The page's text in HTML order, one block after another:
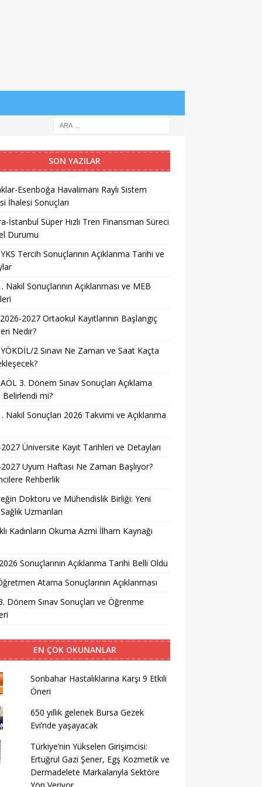
SON YAZILAR
Esenboğa Havalimanı Raylı Sistem
İhalesi Sonuçları
İstanbul Süper Hızlı Tren Finansman Süreci
Durumu
Tercih Sonuçlarının Açıklanma Tarihi ve
Nakil Sonuçlarının Açıklanması ve MEB
2027 Ortaokul Kayıtlarının Başlangıç
Nedir?
2 Sınavı Ne Zaman ve Saat Kaçta
3. Dönem Sınav Sonuçları Açıklama
Belirlendi mi?
Nakil Sonuçları 2026 Takvimi ve Açıklanma
Üniversite Kayıt Tarihleri ve Detayları
Uyum Haftası Ne Zaman Başlıyor?
Rehberlik
Doktoru ve Mühendislik Birliği: Yeni
Uzmanları
Kadınların Okuma Azmi İlham Kaynağı
Sonuçlarının Açıklanma Tarihi Belli Oldu
Atama Sonuçlarının Açıklanması
Dönem Sınav Sonuçları ve Öğrenme
EN ÇOK OKUNANLAR
Sonbahar Hastalıklarına Karşı 9 Etkili
Öneri
650 yıllık gelenek Bursa Gezek
Evi’nde yaşayacak
Türkiye’nin Yükselen Girişimcisi:
Ertuğrul Gazi Şener, Egş Kozmetik ve
Dermadelete Markalarıyla Sektöre